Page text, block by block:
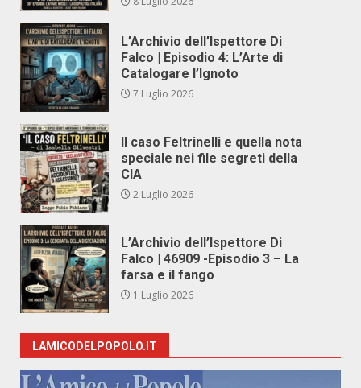
L’Archivio dell’Ispettore Di
Falco | Episodio 4: L’Arte di
Catalogare l’Ignoto
7 Luglio 2026
Il caso Feltrinelli e quella nota
speciale nei file segreti della
CIA
2 Luglio 2026
L’Archivio dell’Ispettore Di
Falco | 46909 -Episodio 3 – La
farsa e il fango
1 Luglio 2026
LAMICODELPOPOLO.IT